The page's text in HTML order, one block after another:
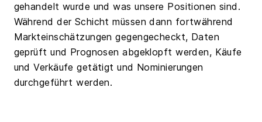
gehandelt wurde und was unsere Positionen sind.
Während der Schicht müssen dann fortwährend
Markteinschätzungen gegengecheckt, Daten
geprüft und Prognosen abgeklopft werden, Käufe
und Verkäufe getätigt und Nominierungen
durchgeführt werden.